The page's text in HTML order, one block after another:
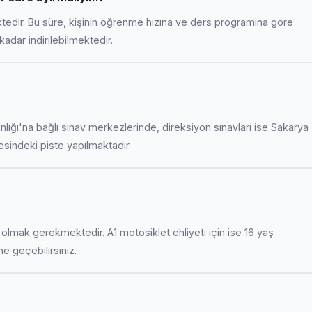
Bu süre, kişinin öğrenme hızına ve ders programına göre
indirilebilmektedir.
bağlı sınav merkezlerinde, direksiyon sınavları ise Sakarya
piste yapılmaktadır.
olmak gerekmektedir. A1 motosiklet ehliyeti için ise 16 yaş
geçebilirsiniz.